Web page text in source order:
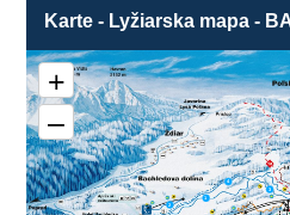
Karte - Lyžiarska mapa -
1
2
3
4
❌
+
–